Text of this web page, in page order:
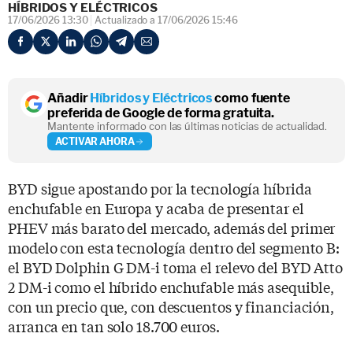
HÍBRIDOS Y ELÉCTRICOS
17/06/2026 13:30 Actualizado a 17/06/2026 15:46
AñadirHíbridos y Eléctricoscomo fuente
preferida de Google de forma gratuita.
Mantente informado con las últimas noticias de actualidad.
ACTIVAR AHORA
BYD sigue apostando por la tecnología híbrida
enchufable en Europa y acaba de presentar el
PHEV más barato del mercado, además del primer
modelo con esta tecnología dentro del segmento B:
el BYD Dolphin G DM-i toma el relevo del BYD Atto
2 DM-i como el híbrido enchufable más asequible,
con un precio que, con descuentos y financiación,
arranca en tan solo 18.700 euros.